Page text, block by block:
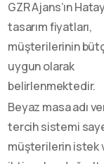
GZR Ajans’ın
tasarım fiyatları,
müşterilerinin
uygun olarak
belirlenmektedir.
Beyaz masa adı
tercih sistemi
müşterilerin istek